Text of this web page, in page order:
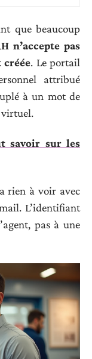
que beaucoup
n’accepte pas
. Le portail
attribué
à un mot de
virtuel.
savoir sur les
rien à voir avec
L’identifiant
pas à une